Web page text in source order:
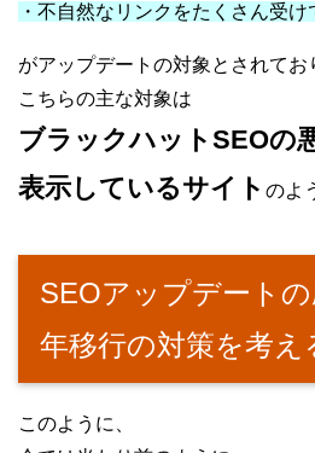
・不自然なリンクをたくさん受け
がアップデートの対象とされてお
こちらの主な対象は
ブラックハットSEOの
表示しているサイト のよ
SEOアップデート
年移行の対策を考え
このように、